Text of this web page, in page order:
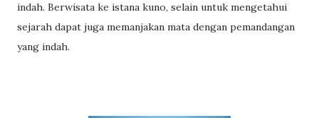
indah. Berwisata ke istana kuno, selain untuk mengetahui
sejarah dapat juga memanjakan mata dengan pemandangan
yang indah.